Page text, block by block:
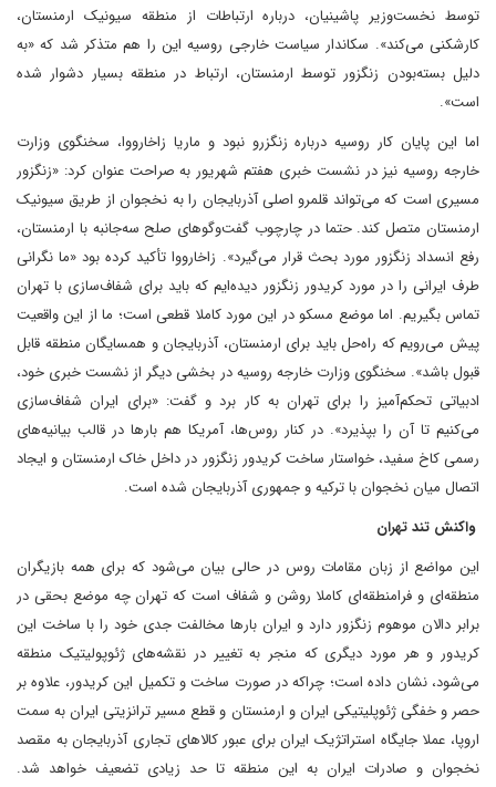
توسط نخست‌وزیر پاشینیان، درباره ارتباطات از منطقه سیونیک ارمنستان،
کارشکنی می‌کند». سکاندار سیاست خارجی روسیه این را هم متذکر شد که‌ «به
دلیل بسته‌بودن زنگزور توسط ارمنستان، ارتباط در منطقه بسیار دشوار شده
است».
اما این پایان کار روسیه درباره زنگزرو نبود و ماریا زاخارووا، سخنگوی وزارت
خارجه روسیه نیز در نشست خبری هفتم شهریور به صراحت‌ عنوان کرد: «زنگزور
مسیری است که می‌تواند قلمرو اصلی آذربایجان را به نخجوان از طریق سیونیک
ارمنستان متصل کند. حتما در چارچوب گفت‌وگو‌های صلح سه‌جانبه با ارمنستان،
رفع انسداد زنگزور مورد بحث قرار می‌گیرد». زاخارووا تأکید کرده بود ‌«ما نگرانی
طرف ایرانی را در مورد کریدور زنگزور دیده‌ایم که باید برای شفاف‌سازی با تهران
تماس بگیریم. اما موضع مسکو در این مورد کاملا قطعی است؛ ما از این واقعیت
پیش می‌رویم که راه‌حل باید برای ارمنستان، آذربایجان و همسایگان منطقه قابل
قبول باشد». سخنگوی وزارت خارجه روسیه در بخشی دیگر از نشست خبری خود،
ادبیاتی تحکم‌آمیز را برای تهران به کار برد و گفت: «برای ایران شفاف‌سازی
می‌کنیم تا آن را بپذیرد». در کنار روس‌ها، آمریکا‌ هم بارها در قالب بیانیه‌های
رسمی کاخ سفید، خواستار ساخت کریدور زنگزور در داخل خاک ارمنستان و ایجاد
اتصال میان نخجوان با ترکیه و جمهوری آذربایجان شده است.
واکنش تند تهران
این مواضع از زبان مقامات روس در حالی بیان می‌شود که برای همه بازیگران
منطقه‌ای و فرامنطقه‌ای کاملا روشن و شفاف است که تهران چه موضع بحقی در
برابر دالان موهوم زنگزور دارد و ایران بارها مخالفت جدی خود را با ساخت این
کریدور و هر مورد دیگری که منجر به تغییر در نقشه‌های ژئوپولیتیک منطقه
می‌شود، نشان داده است؛ چرا‌که در صورت ساخت و تکمیل این کریدور، علاوه بر
حصر و خفگی ژئوپلیتیکی ایران و ارمنستان و قطع مسیر ترانزیتی ایران به سمت
اروپا، عملا جایگاه استراتژیک ایران برای عبور کالاهای تجاری آذربایجان به مقصد
نخجوان و صادرات ایران به این منطقه تا حد زیادی تضعیف خواهد شد.